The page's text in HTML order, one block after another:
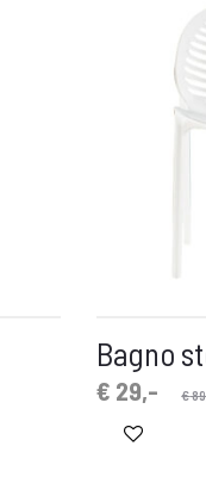
Bagno
€
Oorspronkelijke
prijs
€ 29,-
Huidige